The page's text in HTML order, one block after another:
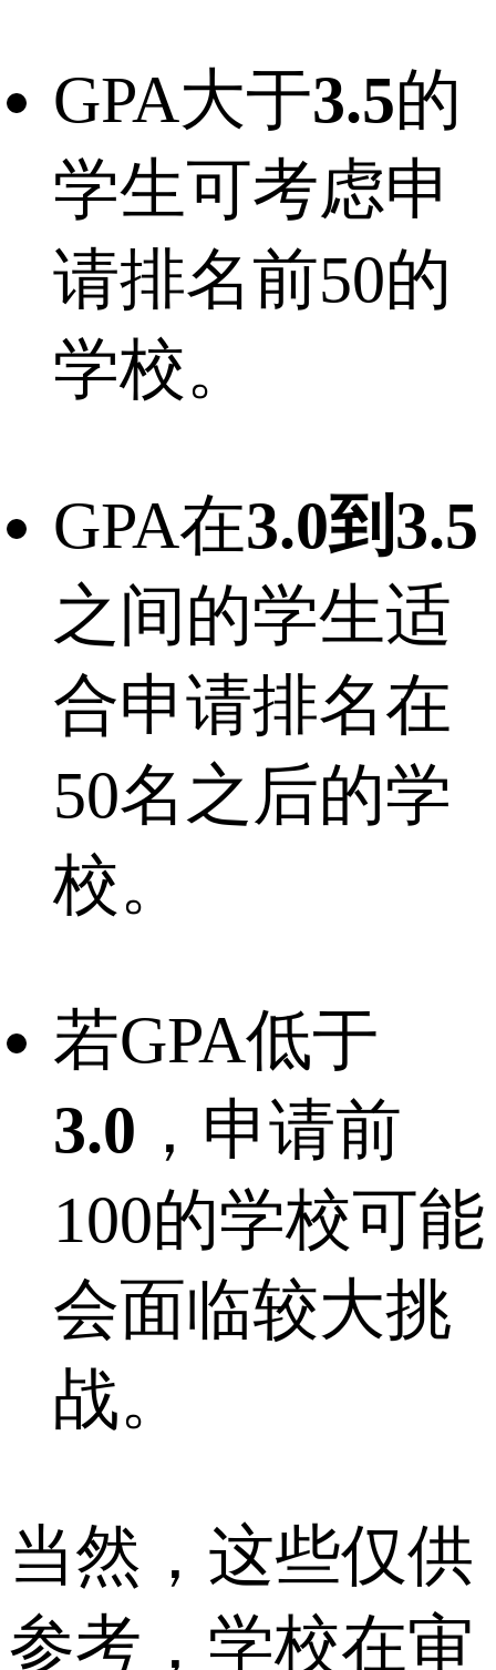
GPA大于3.5的
学生可考虑申
请排名前50的
学校。
GPA在3.0到3.5
之间的学生适
合申请排名在
50名之后的学
校。
若GPA低于
3.0 ，申请前
100的学校可能
会面临较大挑
战。
当然，这些仅供
参考，学校在审